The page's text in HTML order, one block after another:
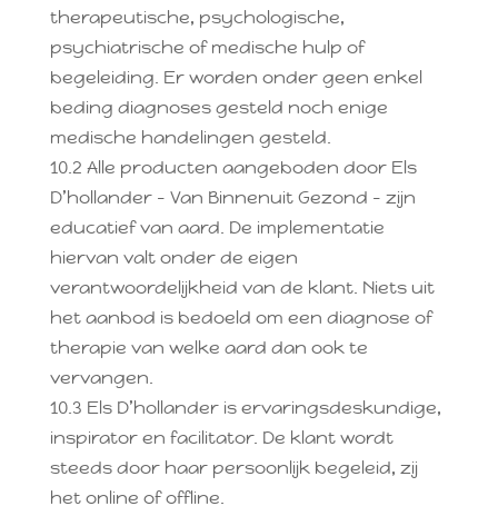
therapeutische, psychologische,
psychiatrische of medische hulp of
begeleiding. Er worden onder geen enkel
beding diagnoses gesteld noch enige
medische handelingen gesteld.
10.2 Alle producten aangeboden door Els
D’hollander – Van Binnenuit Gezond – zijn
educatief van aard. De implementatie
hiervan valt onder de eigen
verantwoordelijkheid van de klant. Niets uit
het aanbod is bedoeld om een diagnose of
therapie van welke aard dan ook te
vervangen.
10.3 Els D’hollander is ervaringsdeskundige,
inspirator en facilitator. De klant wordt
steeds door haar persoonlijk begeleid, zij
het online of offline.